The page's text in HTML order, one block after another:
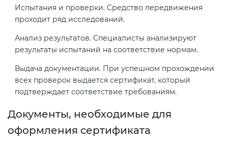
Испытания и проверки. Средство передвижения
проходит ряд исследований.
Анализ результатов. Специалисты анализируют
результаты испытаний на соответствие нормам.
Выдача документации. При успешном прохождении
всех проверок выдается сертификат, который
подтверждает соответствие требованиям.
Документы, необходимые для
оформления сертификата